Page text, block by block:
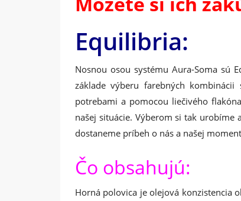
Equilibria:
Nosnou osou systému Aura-Soma sú
základe výberu farebných
potrebami a pomocou liečivého
našej situácie. Výberom si tak urobíme
dostaneme príbeh o nás a našej
Čo obsahujú:
Horná polovica je olejová konzistencia